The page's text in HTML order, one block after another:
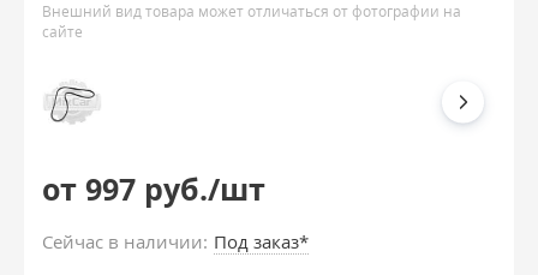
Внешний вид товара может отличаться от фотографии на
сайте
от 997 руб./шт
Сейчас в наличии: Под заказ*